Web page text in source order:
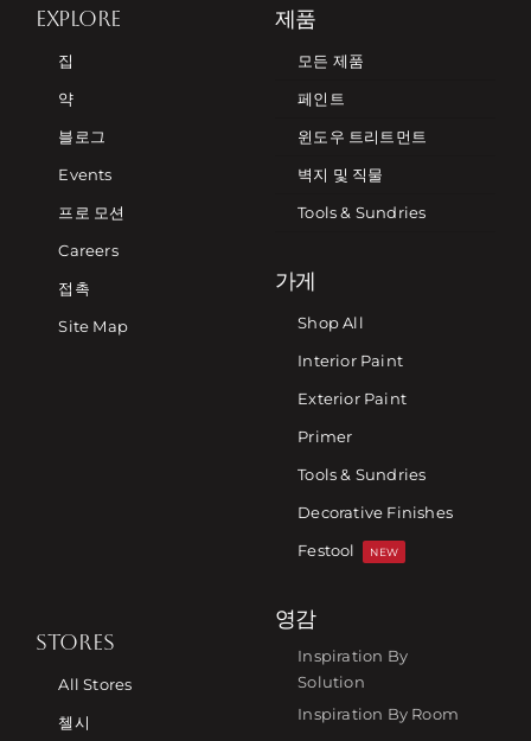
EXPLORE
집
약
블로그
Events
프로 모션
Careers
접촉
Site Map
제품
모든 제품
페인트
윈도우 트리트먼트
벽지 및 직물
Tools & Sundries
가게
Shop All
Interior Paint
Exterior Paint
Primer
Tools & Sundries
Decorative Finishes
Festool
NEW
STORES
All Stores
첼시
영감
Inspiration By
Solution
Inspiration By Room